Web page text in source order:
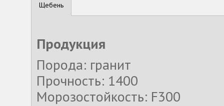
Щебень
Продукция
Порода: гранит
Прочность: 1400
Морозостойкость: F300